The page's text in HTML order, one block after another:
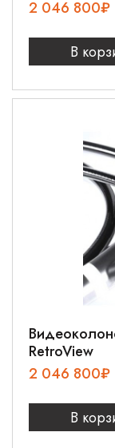
2 046 800₽
В
RetroView
2 046 800₽
В